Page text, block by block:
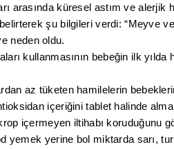
arasında küresel astım ve alerjik
şu bilgileri verdi: “Meyve
neden oldu.
kullanmasının bebeğin ilk yılda
az tüketen hamilelerin
içeriğini tablet halinde
içermeyen iltihabı koruduğunu
yemek yerine bol miktarda sarı,